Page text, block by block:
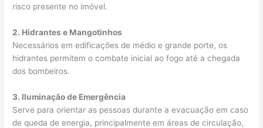
risco presente no imóvel.
2. Hidrantes e Mangotinhos
Necessários em edificações de médio e grande porte, os
hidrantes permitem o combate inicial ao fogo até a chegada
dos bombeiros.
3. Iluminação de Emergência
Serve para orientar as pessoas durante a evacuação em caso
de queda de energia, principalmente em áreas de circulação,